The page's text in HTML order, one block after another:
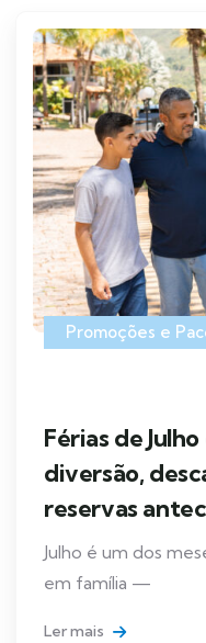
Promoções e
Férias de
diversão,
reservas
Julho é um dos
em família —
Ler mais